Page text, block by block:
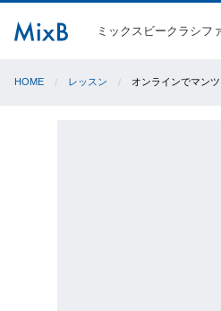
ミックスビークラシフ
HOME レッスン オンラインでマン